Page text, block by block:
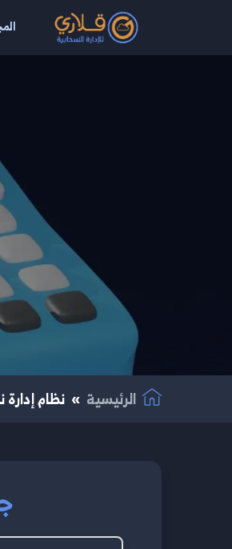
الرئيسية نظام إدارة